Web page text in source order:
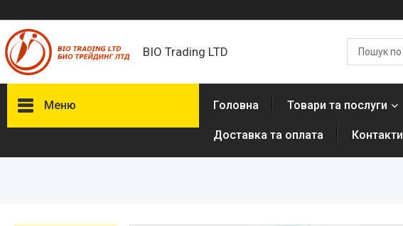
BIO Trading LTD
Меню Головна Товари та послуги
Доставка та оплата Контакти